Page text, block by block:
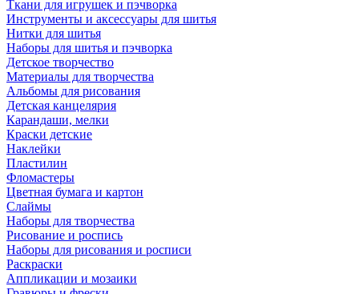
Ткани для игрушек и пэчворка
Инструменты и аксессуары для шитья
Нитки для шитья
Наборы для шитья и пэчворка
Детское творчество
Материалы для творчества
Альбомы для рисования
Детская канцелярия
Карандаши, мелки
Краски детские
Наклейки
Пластилин
Фломастеры
Цветная бумага и картон
Слаймы
Наборы для творчества
Рисование и роспись
Наборы для рисования и росписи
Раскраски
Аппликации и мозаики